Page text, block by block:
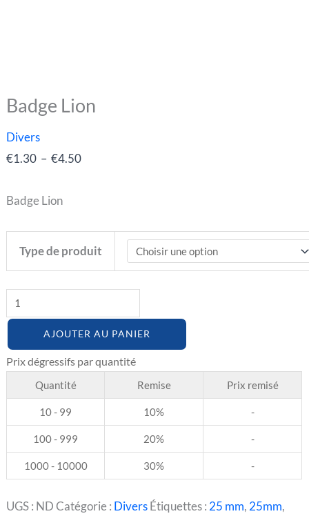
Badge Lion
Divers
€1.30 – €4.50
Plage
Badge Lion
Type de produit
quantité
AJOUTER AU PANIER
Quantité Remise Prix remisé
10 - 99 10% -
100 - 999 20% -
1000 - 10000 30% -
UGS : NDCatégorie : DiversÉtiquettes : 25 mm, 25mm,